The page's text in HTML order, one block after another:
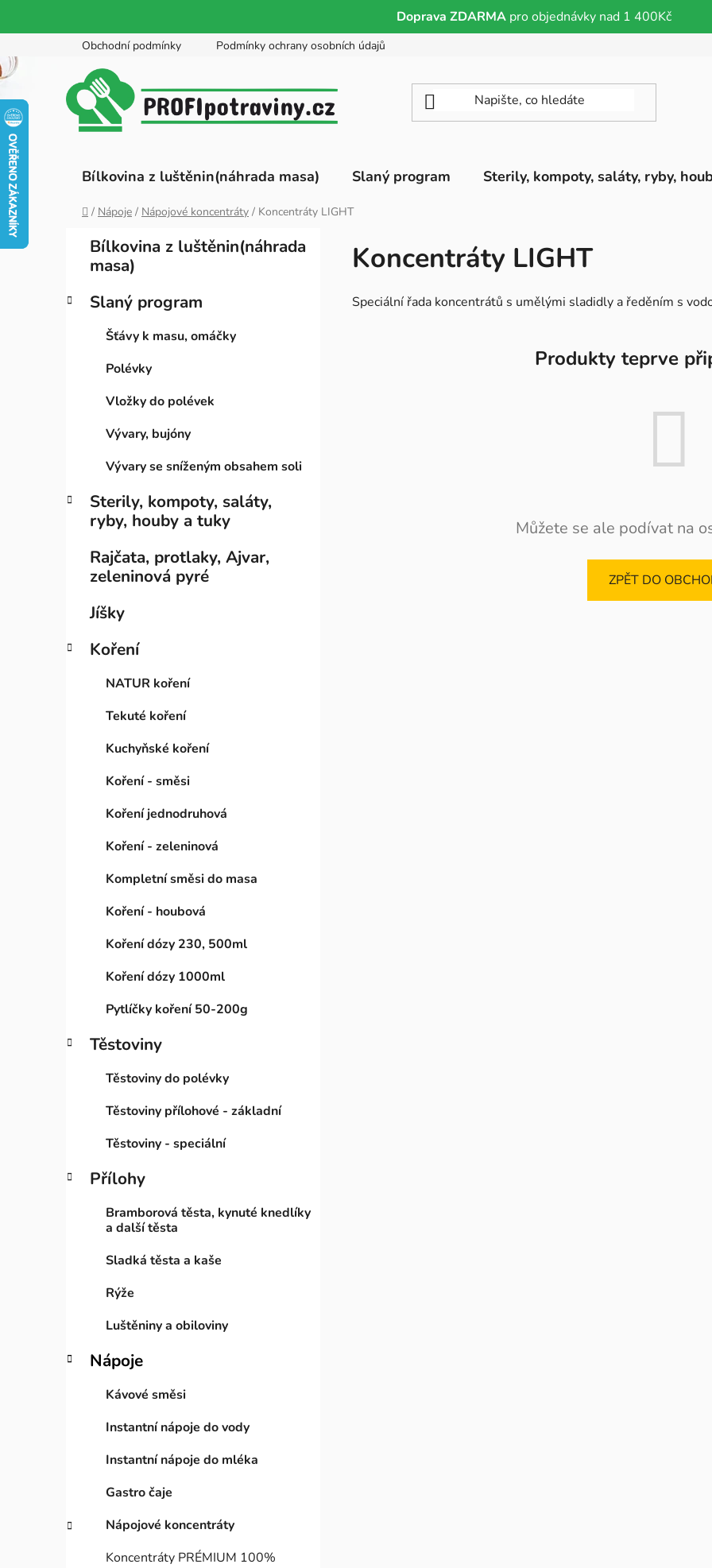
Doprava ZDARMA pro objednávky nad 1 400Kč
na
obsah
Obchodní podmínky Podmínky ochrany osobních údajů
Bílkovina z luštěnin(náhrada masa) Slaný program Sterily, kompoty, saláty, ryby,
Domů
/ Nápoje / Nápojové koncentráty / Koncentráty LIGHT
t
l
Přeskočit
kategorie
g
Bílkovina z luštěnin(náhrada
masa)
Slaný program
Šťávy k masu, omáčky
Polévky
Vložky do polévek
Vývary, bujóny
Vývary se sníženým obsahem soli
Sterily, kompoty, saláty,
ryby, houby a tuky
Rajčata, protlaky, Ajvar,
zeleninová pyré
Jíšky
Koření
NATUR koření
Tekuté koření
Kuchyňské koření
Koření - směsi
Koření jednodruhová
Koření - zeleninová
Kompletní směsi do masa
Koření - houbová
Koření dózy 230, 500ml
Koření dózy 1000ml
Pytlíčky koření 50-200g
Těstoviny
Těstoviny do polévky
Těstoviny přílohové - základní
Těstoviny - speciální
Přílohy
Bramborová těsta, kynuté knedlíky
a další těsta
Sladká těsta a kaše
Rýže
Luštěniny a obiloviny
Nápoje
Kávové směsi
Instantní nápoje do vody
Instantní nápoje do mléka
Gastro čaje
Nápojové koncentráty
Koncentráty PRÉMIUM 100%
Koncentráty LIGHT
Speciální řada koncentrátů s umělými sladidly a ředěním s
Produkty teprve
Můžete se ale podívat na
ZPĚT DO